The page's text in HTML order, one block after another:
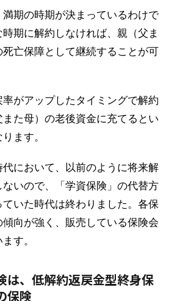
期の時期が決まっているわけで
期に解約しなければ、親（父ま
亡保障として継続することが可
がアップしたタイミングで解約
た母）の老後資金に充てるとい
ます。
代において、以前のように将来解
いので、「学資保険」の代替方
いた時代は終わりました。各保
向が強く、販売している保険会
す。
は、低解約返戻金型終身保
保険